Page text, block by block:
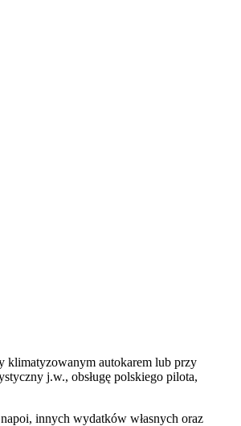
klimatyzowanym autokarem lub przy
j.w., obsługę polskiego pilota,
innych wydatków własnych oraz